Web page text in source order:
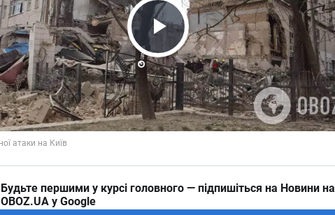
Play Video
Будьте першими у курсі головного — підпишіться на Новини на
OBOZ.UA у Google